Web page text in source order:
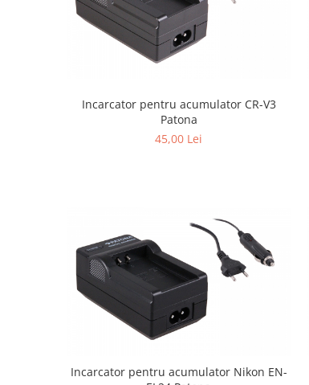
Incarcator pentru acumulator CR-V3
Patona
45,00 Lei
Incarcator pentru acumulator Nikon EN-